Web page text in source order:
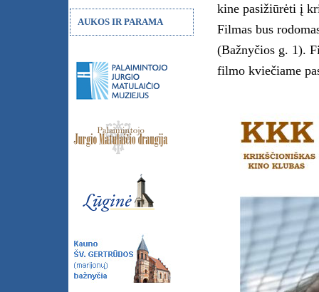
kine pasižiūrėti į
Filmas bus
(Bažnyčios g. 1).
filmo kviečiame
AUKOS IR PARAMA